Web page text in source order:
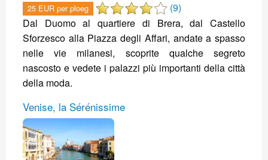
25 EUR per ploeg
(9)
Dal Duomo al quartiere di Brera, dal Castello
Sforzesco alla Piazza degli Affari, andate a spasso
nelle vie milanesi, scoprite qualche segreto
nascosto e vedete i palazzi più importanti della città
della moda.
Venise, la Sérénissime